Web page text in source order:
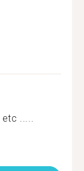
.....